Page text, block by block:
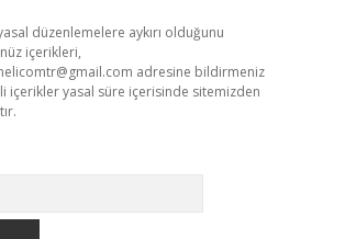
düzenlemelere aykırı olduğunu
içerikleri,
adresine bildirmeniz
içerikler yasal süre içerisinde sitemizden